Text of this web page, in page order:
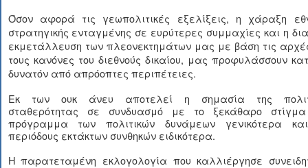
Όσον αφορά τις γεωπολιτικές εξελίξεις, η χάραξη
στρατηγικής ενταγμένης σε ευρύτερες συμμαχίες και η
εκμετάλλευση των πλεονεκτημάτων μας με βάση τις
τους κανόνες του διεθνούς δικαίου, μας προφυλάσσουν
δυνατόν από απρόοπτες περιπέτειες.
Εκ των ουκ άνευ αποτελεί η σημασία της
σταθερότητας σε συνδυασμό με το ξεκάθαρο
πρόγραμμα των πολιτικών δυνάμεων γενικότερα
περιόδους εκτάκτων συνθηκών ειδικότερα.
Η παρατεταμένη εκλογολογία που καλλιέργησε